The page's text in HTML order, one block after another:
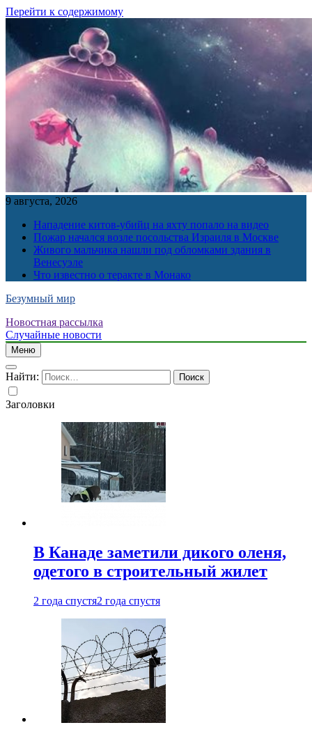
Перейти к содержимому
9 августа, 2026
Нападение китов-убийц на яхту попало на видео
Пожар начался возле посольства Израиля в Москве
Живого мальчика нашли под обломками здания в
Венесуэле
Что известно о теракте в Монако
Безумный мир
Новостная рассылка
Случайные новости
Меню
Найти:
Заголовки
В Канаде заметили дикого оленя,
одетого в строительный жилет
2 года спустя2 года спустя